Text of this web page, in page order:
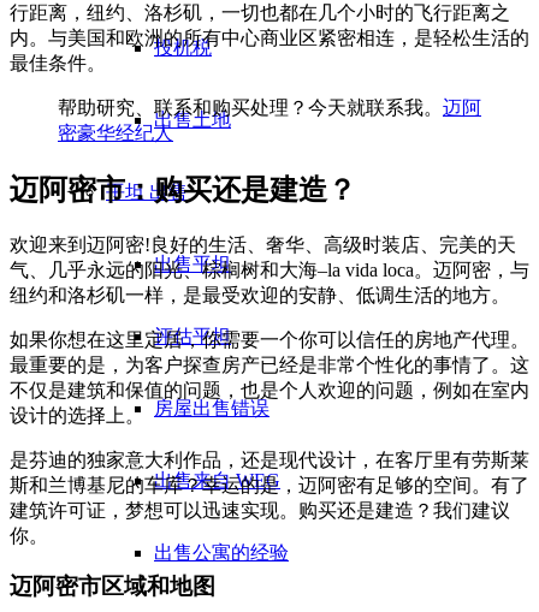
投机税
出售土地
平坦 出售
出售平坦
评估平坦
房屋出售错误
出售来自 WEG
出售公寓的经验
行距离，纽约、洛杉矶，一切也都在几个小时的飞行距离之
内。与美国和欧洲的所有中心商业区紧密相连，是轻松生活的
最佳条件。
帮助研究、联系和购买处理？今天就联系我。 迈阿
密豪华经纪人
迈阿密市：购买还是建造？
欢迎来到迈阿密!良好的生活、奢华、高级时装店、完美的天
气、几乎永远的阳光、棕榈树和大海–la vida loca。迈阿密，与
纽约和洛杉矶一样，是最受欢迎的安静、低调生活的地方。
如果你想在这里定居，你需要一个你可以信任的房地产代理。
最重要的是，为客户探查房产已经是非常个性化的事情了。这
不仅是建筑和保值的问题，也是个人欢迎的问题，例如在室内
设计的选择上。
是芬迪的独家意大利作品，还是现代设计，在客厅里有劳斯莱
斯和兰博基尼的车库？幸运的是，迈阿密有足够的空间。有了
建筑许可证，梦想可以迅速实现。购买还是建造？我们建议
你。
迈阿密市区域和地图